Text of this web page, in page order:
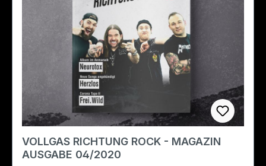
VOLLGAS RICHTUNG ROCK - MAGAZIN
AUSGABE 04/2020